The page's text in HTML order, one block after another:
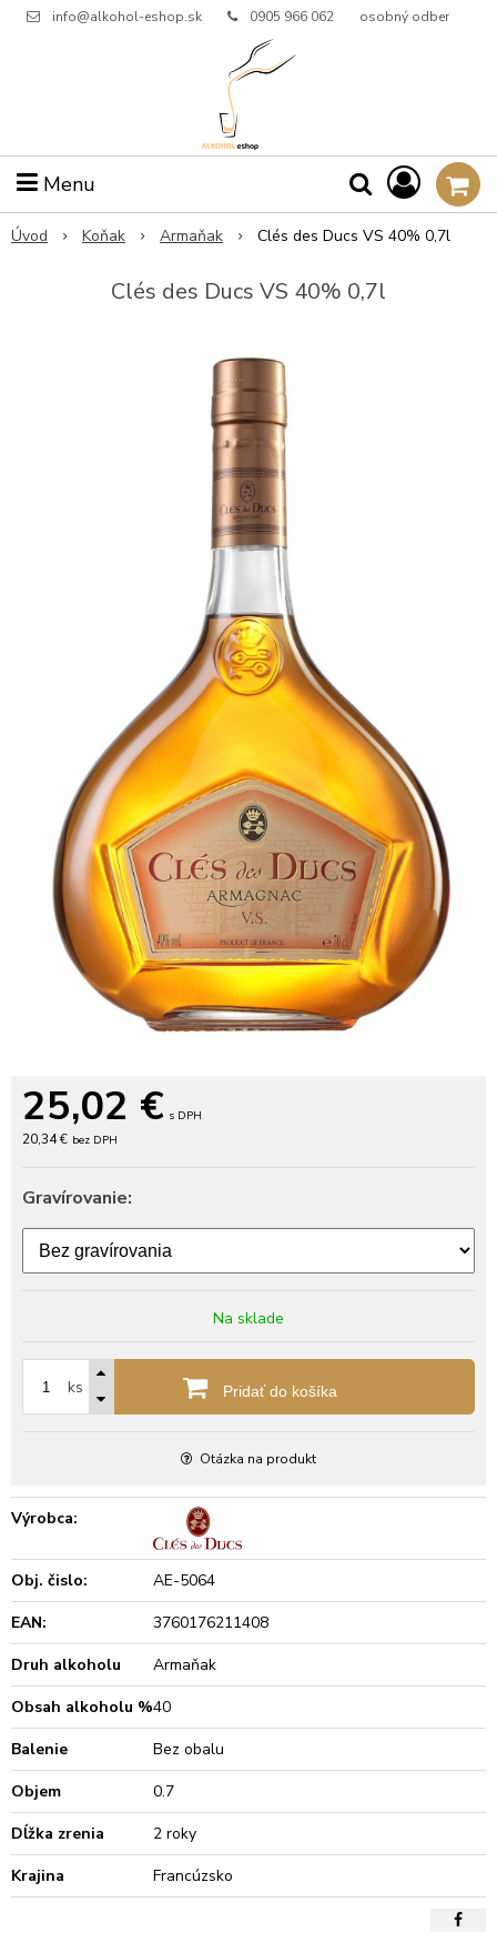
info@alkohol-eshop.sk 0905 966 062 osobný odber
Menu
Úvod Koňak Armaňak Clés des Ducs VS 40% 0,7l
Clés des Ducs VS 40% 0,7l
25,02 € s DPH
20,34 € bez DPH
Gravírovanie:
Na sklade
ks Pridať do košíka
Otázka na produkt
Výrobca:
Obj. čislo:
AE-5064
EAN:
3760176211408
Druh alkoholu
Armaňak
Obsah alkoholu %40
Balenie
Bez obalu
Objem
0.7
Dĺžka zrenia
2 roky
Krajina
Francúzsko